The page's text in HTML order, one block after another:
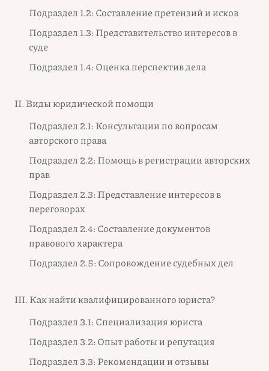
Подраздел 1.2: Составление претензий и исков
Подраздел 1.3: Представительство интересов в
суде
Подраздел 1.4: Оценка перспектив дела
II. Виды юридической помощи
Подраздел 2.1: Консультации по вопросам
авторского права
Подраздел 2.2: Помощь в регистрации авторских
прав
Подраздел 2.3: Представление интересов в
переговорах
Подраздел 2.4: Составление документов
правового характера
Подраздел 2.5: Сопровождение судебных дел
III. Как найти квалифицированного юриста?
Подраздел 3.1: Специализация юриста
Подраздел 3.2: Опыт работы и репутация
Подраздел 3.3: Рекомендации и отзывы